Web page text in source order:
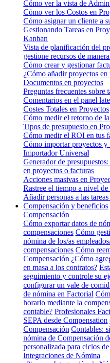
Cómo ver la vista de
Cómo ver los Costos en
Cómo asignar un cliente a
Gestionando Tareas en
Kanban
Vista de planificación del
gestione recursos de
Cómo crear y gestionar
¿Cómo añadir proyectos en
Documentos en proyectos
Preguntas frecuentes sobre
Comentarios en el panel
Costes Totales en Proyectos
Cómo medir el retorno de
Tipos de presupuesto en
Cómo medir el ROI en tus
Cómo importar proyectos y
Importador Universal
Generador de
en proyectos o facturas
Acciones masivas en
Rastree el tiempo a nivel de
Añadir personas a las
Compensación y beneficios
Compensación
Cómo exportar datos de
compensaciones Cómo
nómina de los/as
compensaciones Cómo
Compensación ¿Cómo
en masa a los contratos?
seguimiento y controle su
configurar un vale de
de nómina en Factorial
horario mediante la
contable? Profesionales
SEPA desde Compensation
Compensación Contables:
nómina de Compensación
personalizada para ciclos
Integraciones de Nómina